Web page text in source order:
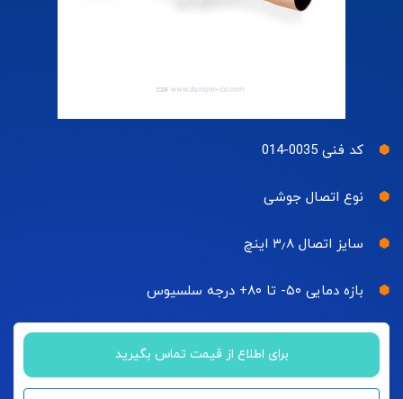
کد فنی 0035-014
نوع اتصال جوشی
سایز اتصال ۳٫۸ اینچ
بازه دمایی ۵۰- تا ۸۰+ درجه سلسیوس
برای اطلاع از قیمت تماس بگیرید